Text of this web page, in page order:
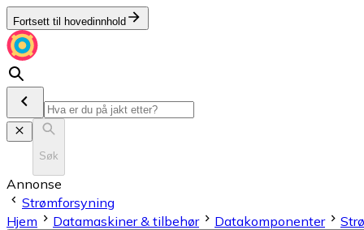
Fortsett til hovedinnhold
Søk
Annonse
Strømforsyning
Hjem
Datamaskiner & tilbehør Datakomponenter